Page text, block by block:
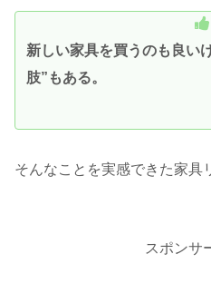
新しい家具を買うのも良い
肢”もある。
そんなことを実感できた家具
スポンサ